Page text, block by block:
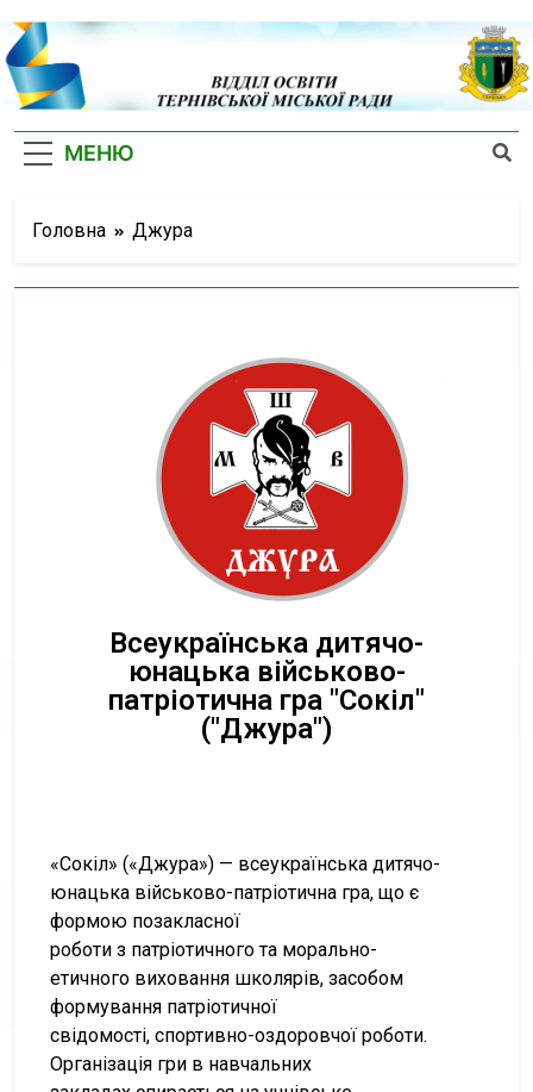
Відділ
Освіти
Ради
МЕНЮ
Головна Джура
Всеукраїнська дитячо-
юнацька військово-
патріотична гра "Сокіл"
("Джура")
«Сокіл» («Джура») — всеукраїнська дитячо-
юнацька військово-патріотична гра, що є
формою позакласної
роботи з патріотичного та морально-
етичного виховання школярів, засобом
формування патріотичної
свідомості, спортивно-оздоровчої роботи.
Організація гри в навчальних